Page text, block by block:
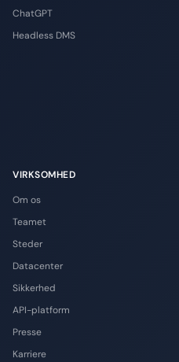
ChatGPT
Headless DMS
VIRKSOMHED
Om os
Teamet
Steder
Datacenter
Sikkerhed
API-platform
Presse
Karriere